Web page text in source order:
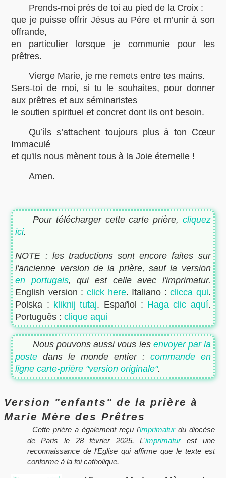
Prends-moi près de toi au pied de la Croix :
que je puisse offrir Jésus au Père et m’unir à son
offrande,
en particulier lorsque je communie pour les
prêtres.
Vierge Marie, je me remets entre tes mains.
Sers-toi de moi, si tu le souhaites, pour donner
aux prêtres et aux séminaristes
le soutien spirituel et concret dont ils ont besoin.
Qu’ils s’attachent toujours plus à ton Cœur
Immaculé
et qu'ils nous mènent tous à la Joie éternelle !
Amen.
Pour télécharger cette carte prière, cliquez
ici.
NOTE : les traductions sont encore faites sur
l'ancienne version de la prière, sauf la version
en portugais, qui est celle avec l'imprimatur.
English version : click here. Italiano :clicca qui.
Polska : kliknij tutaj. Español : Haga clic aquí.
Português :clique aqui
Nous pouvons aussi vous les envoyer par la
poste dans le monde entier : commande en
ligne carte-prière "version originale".
Version "enfants" de la prière à
Marie Mère des Prêtres
Cette prière a également reçu l'imprimaturdu diocèse
de Paris le 28 février 2025. L'imprimaturest une
reconnaissance de l'Eglise qui affirme que le texte est
conforme à la foi catholique.